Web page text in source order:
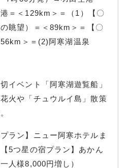
＝＜129km＞＝（1）【〇
眺望）＝＜89km＞＝【〇
＞＝(2)阿寒湖温泉
イベント「阿寒湖遊覧船」
火や「チュウルイ島」散策
ラン】ニュー阿寒ホテルま
5つ星の宿プラン】あかん
人様8,000円増し）